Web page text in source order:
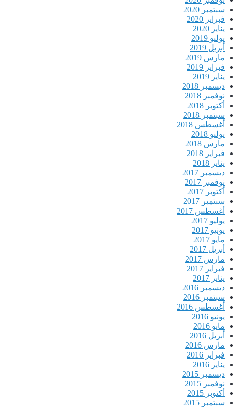
سبتمبر 2020
فبراير 2020
يناير 2020
يوليو 2019
أبريل 2019
مارس 2019
فبراير 2019
يناير 2019
ديسمبر 2018
نوفمبر 2018
أكتوبر 2018
سبتمبر 2018
أغسطس 2018
يوليو 2018
مارس 2018
فبراير 2018
يناير 2018
ديسمبر 2017
نوفمبر 2017
أكتوبر 2017
سبتمبر 2017
أغسطس 2017
يوليو 2017
يونيو 2017
مايو 2017
أبريل 2017
مارس 2017
فبراير 2017
يناير 2017
ديسمبر 2016
سبتمبر 2016
أغسطس 2016
يونيو 2016
مايو 2016
أبريل 2016
مارس 2016
فبراير 2016
يناير 2016
ديسمبر 2015
نوفمبر 2015
أكتوبر 2015
سبتمبر 2015